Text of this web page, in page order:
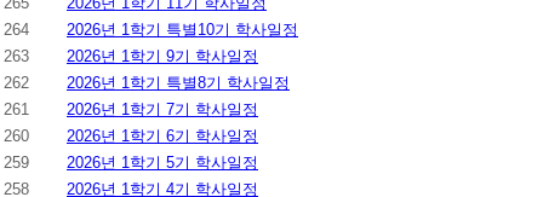
264
2026년 1학기 특별10기 학사일정
263
2026년 1학기 9기 학사일정
262
2026년 1학기 특별8기 학사일정
261
2026년 1학기 7기 학사일정
260
2026년 1학기 6기 학사일정
259
2026년 1학기 5기 학사일정
258
2026년 1학기 4기 학사일정